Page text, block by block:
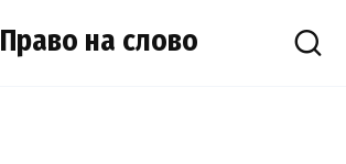
Право на слово